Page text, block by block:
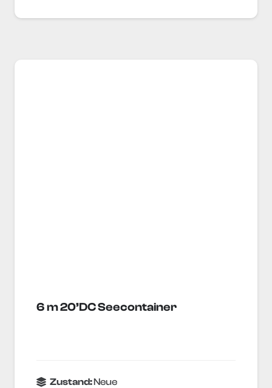
6 m 20’DC Seecontainer
Zustand:Neue